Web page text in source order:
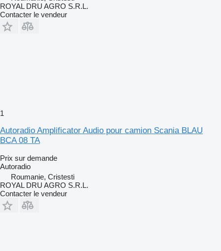
ROYAL DRU AGRO S.R.L.
Contacter le vendeur
1
Autoradio Amplificator Audio pour camion Scania BLAU
BCA 08 TA
Prix sur demande
Autoradio
Roumanie, Cristesti
ROYAL DRU AGRO S.R.L.
Contacter le vendeur